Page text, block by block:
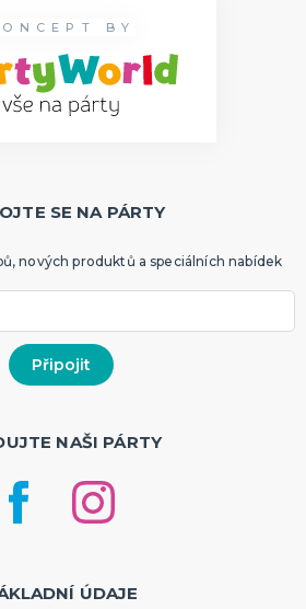
BY
SE NA PÁRTY
nových produktů a speciálních nabídek
NAŠI PÁRTY
ÚDAJE